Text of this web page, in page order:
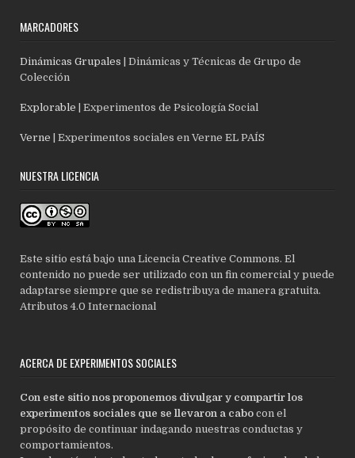
MARCADORES
Dinámicas Grupales | Dinámicas y Técnicas de Grupo de
Colección
Explorable | Experimentos de Psicología Social
Verne | Experimentos sociales en Verne EL PAÍS
NUESTRA LICENCIA
Este sitio está bajo una Licencia Creative Commons. El
contenido no puede ser utilizado con un fin comercial y puede
adaptarse siempre que se redistribuya de manera gratuita.
Atributos 4.0 Internacional
ACERCA DE EXPERIMENTOS SOCIALES
Con este sitio nos proponemos divulgar y compartir los
experimentos sociales que se llevaron a cabo con el
propósito de continuar indagando nuestras conductas y
comportamientos.